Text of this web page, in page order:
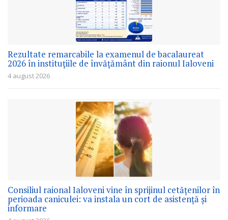
Rezultate remarcabile la examenul de bacalaureat
2026 în instituțiile de învățământ din raionul Ialoveni
4 august 2026
Consiliul raional Ialoveni vine în sprijinul cetățenilor în
perioada caniculei: va instala un cort de asistență și
informare